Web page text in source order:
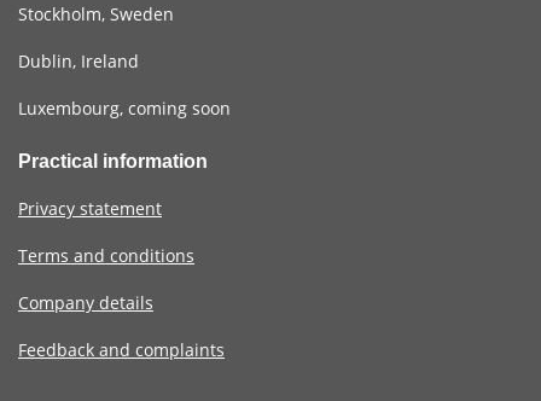
Stockholm, Sweden
Dublin, Ireland
Luxembourg, coming soon
Practical information
Privacy statement
Terms and conditions
Company details
Feedback and complaints